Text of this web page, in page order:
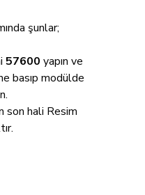
şunlar;
57600 yapın ve
basıp modülde
son hali Resim